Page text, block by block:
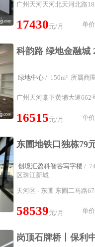
广州天河天河北天河北路
17430元/月 单价
绿地中心 / 150m² 所属商
广州天河棠下黄埔大道662
16515元/月 单
创境汇盈科智谷写字楼 /
区珠江新城
天河区 - 东圃 东圃二马路
58539元/月 单价